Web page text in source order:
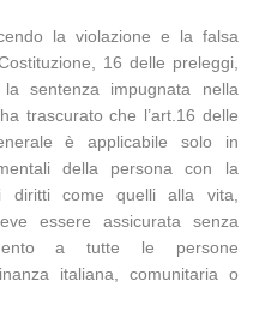
la violazione e la falsa
16 delle preleggi,
sentenza impugnata nella
trascurato che l’art.16 delle
è applicabile solo in
della persona con la
diritti come quelli alla vita,
essere assicurata senza
a tutte le persone
italiana, comunitaria o